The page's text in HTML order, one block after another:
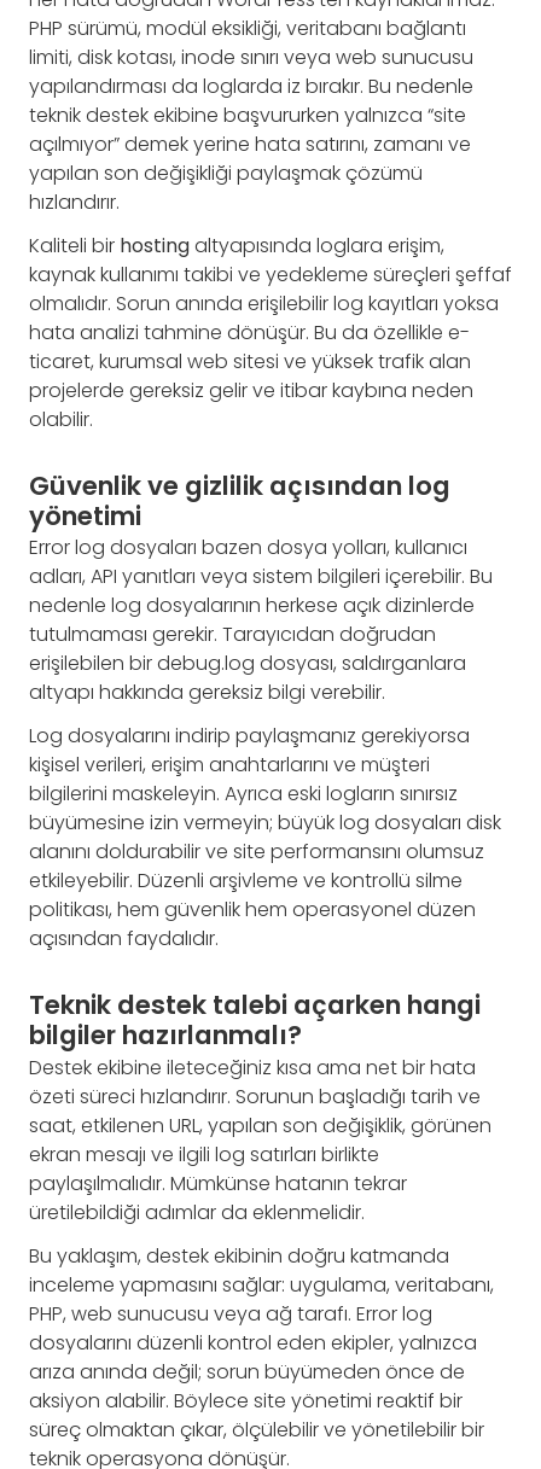
PHP sürümü, modül eksikliği, veritabanı bağlantı
limiti, disk kotası, inode sınırı veya web sunucusu
yapılandırması da loglarda iz bırakır. Bu nedenle
teknik destek ekibine başvururken yalnızca “site
açılmıyor” demek yerine hata satırını, zamanı ve
yapılan son değişikliği paylaşmak çözümü
hızlandırır.
Kaliteli bir hostingaltyapısında loglara erişim,
kaynak kullanımı takibi ve yedekleme süreçleri şeffaf
olmalıdır. Sorun anında erişilebilir log kayıtları yoksa
hata analizi tahmine dönüşür. Bu da özellikle e-
ticaret, kurumsal web sitesi ve yüksek trafik alan
projelerde gereksiz gelir ve itibar kaybına neden
olabilir.
Güvenlik ve gizlilik açısından log
yönetimi
Error log dosyaları bazen dosya yolları, kullanıcı
adları, API yanıtları veya sistem bilgileri içerebilir. Bu
nedenle log dosyalarının herkese açık dizinlerde
tutulmaması gerekir. Tarayıcıdan doğrudan
erişilebilen bir debug.log dosyası, saldırganlara
altyapı hakkında gereksiz bilgi verebilir.
Log dosyalarını indirip paylaşmanız gerekiyorsa
kişisel verileri, erişim anahtarlarını ve müşteri
bilgilerini maskeleyin. Ayrıca eski logların sınırsız
büyümesine izin vermeyin; büyük log dosyaları disk
alanını doldurabilir ve site performansını olumsuz
etkileyebilir. Düzenli arşivleme ve kontrollü silme
politikası, hem güvenlik hem operasyonel düzen
açısından faydalıdır.
Teknik destek talebi açarken hangi
bilgiler hazırlanmalı?
Destek ekibine ileteceğiniz kısa ama net bir hata
özeti süreci hızlandırır. Sorunun başladığı tarih ve
saat, etkilenen URL, yapılan son değişiklik, görünen
ekran mesajı ve ilgili log satırları birlikte
paylaşılmalıdır. Mümkünse hatanın tekrar
üretilebildiği adımlar da eklenmelidir.
Bu yaklaşım, destek ekibinin doğru katmanda
inceleme yapmasını sağlar: uygulama, veritabanı,
PHP, web sunucusu veya ağ tarafı. Error log
dosyalarını düzenli kontrol eden ekipler, yalnızca
arıza anında değil; sorun büyümeden önce de
aksiyon alabilir. Böylece site yönetimi reaktif bir
süreç olmaktan çıkar, ölçülebilir ve yönetilebilir bir
teknik operasyona dönüşür.